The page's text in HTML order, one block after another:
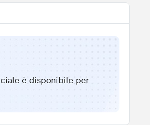
è disponibile per